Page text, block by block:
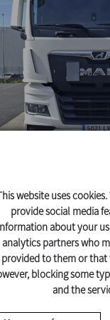
website uses
provide social media
about your
analytics partners who
provided to them or that
blocking some
and the
ASSOCIÉS
MARQUE/
MOTEUR